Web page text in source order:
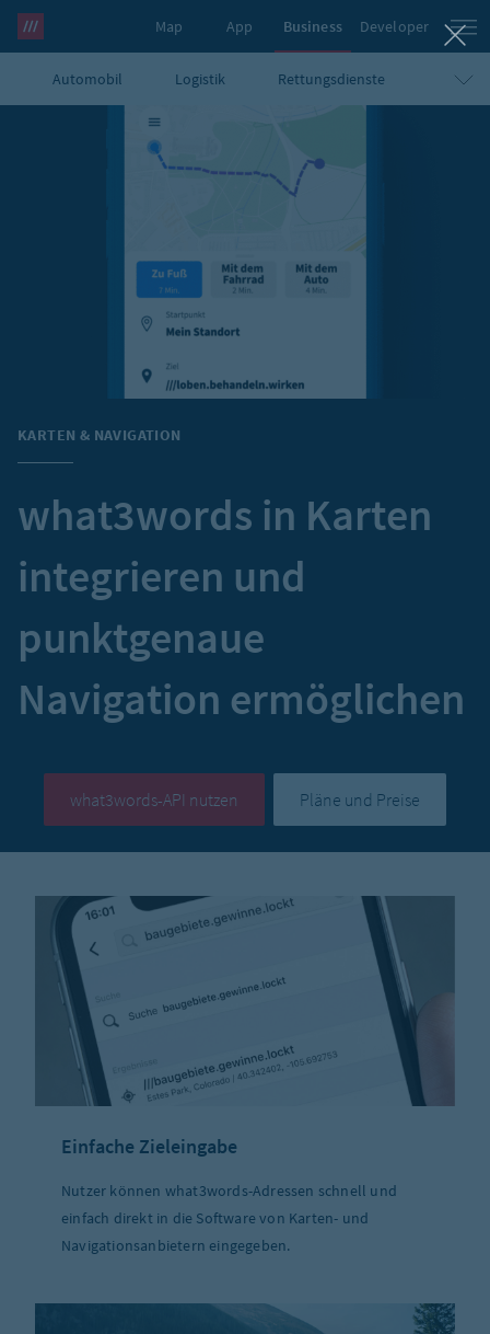
Map App Business Developer
what3words Pro
Automobil Logistik Rettungsdienste
Taxi-Apps
Tourismus, Events & Veranstaltungsorte
KARTEN & NAVIGATION
what3words in Karten
integrieren und
punktgenaue
Navigation ermöglichen
what3words-API nutzen Pläne und Preise
Einfache Zieleingabe
Nutzer können what3words-Adressen schnell und
einfach direkt in die Software von Karten- und
Navigationsanbietern eingegeben.